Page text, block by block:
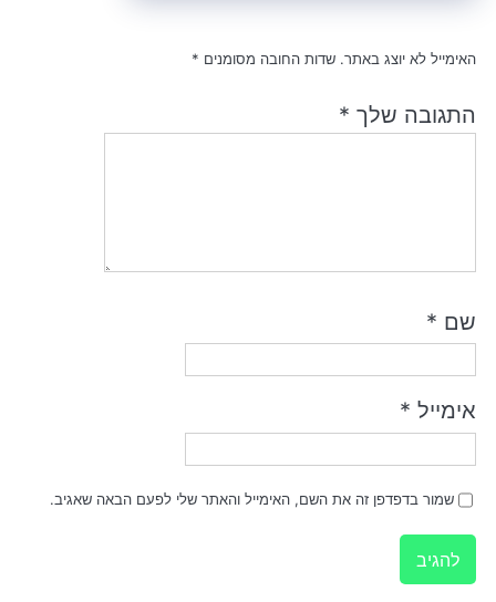
האימייל לא יוצג באתר. שדות החובה מסומנים *
התגובה שלך *
שם *
אימייל *
שמור בדפדפן זה את השם, האימייל והאתר שלי לפעם הבאה שאגיב.